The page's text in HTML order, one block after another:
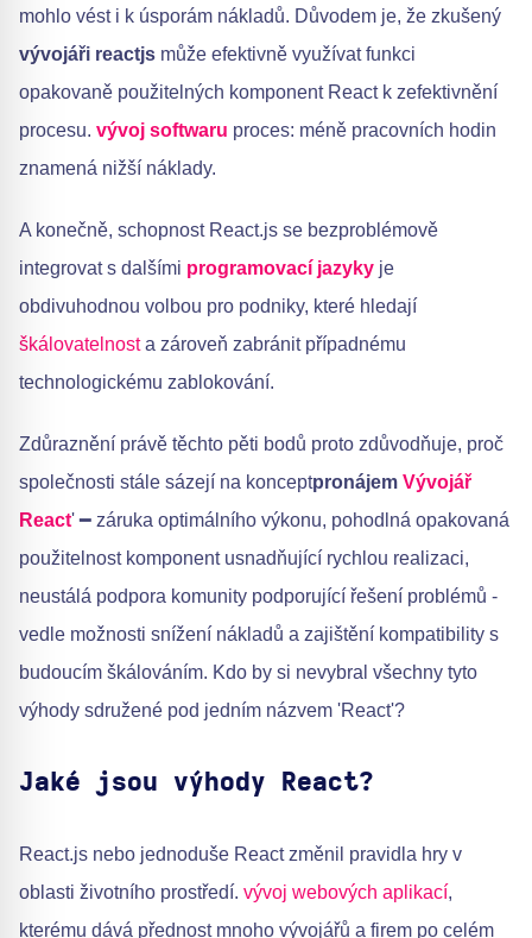
mohlo vést i k úsporám nákladů. Důvodem je, že zkušený
vývojáři reactjs může efektivně využívat funkci
opakovaně použitelných komponent React k zefektivnění
procesu. vývoj softwaru proces: méně pracovních hodin
znamená nižší náklady.
A konečně, schopnost React.js se bezproblémově
integrovat s dalšími programovací jazyky je
obdivuhodnou volbou pro podniky, které hledají
škálovatelnosta zároveň zabránit případnému
technologickému zablokování.
Zdůraznění právě těchto pěti bodů proto zdůvodňuje, proč
společnosti stále sázejí na konceptpronájem Vývojář
React' ━ záruka optimálního výkonu, pohodlná opakovaná
použitelnost komponent usnadňující rychlou realizaci,
neustálá podpora komunity podporující řešení problémů -
vedle možnosti snížení nákladů a zajištění kompatibility s
budoucím škálováním. Kdo by si nevybral všechny tyto
výhody sdružené pod jedním názvem 'React'?
Jaké jsou výhody React?
React.js nebo jednoduše React změnil pravidla hry v
oblasti životního prostředí. vývoj webových aplikací,
kterému dává přednost mnoho vývojářů a firem po celém